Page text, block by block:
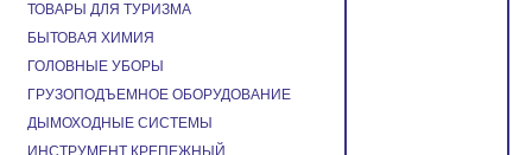
ТОВАРЫ ДЛЯ ТУРИЗМА
БЫТОВАЯ ХИМИЯ
ГОЛОВНЫЕ УБОРЫ
ГРУЗОПОДЪЕМНОЕ ОБОРУДОВАНИЕ
ДЫМОХОДНЫЕ СИСТЕМЫ
ИНСТРУМЕНТ КРЕПЕЖНЫЙ